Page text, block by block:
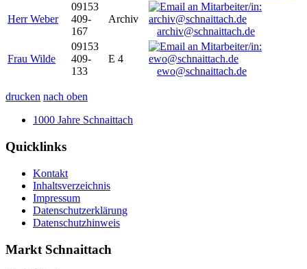
Herr Weber
09153
409-
167
Archiv
archiv@schnaittach.de
Frau Wilde
09153
409-
133
E 4
ewo@schnaittach.de
drucken nach oben
1000 Jahre Schnaittach
Quicklinks
Kontakt
Inhaltsverzeichnis
Impressum
Datenschutzerklärung
Datenschutzhinweis
Markt Schnaittach